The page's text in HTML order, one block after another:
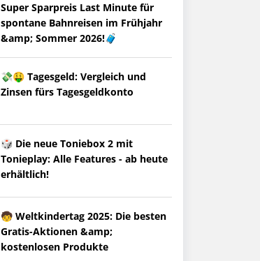
Super Sparpreis Last Minute für
spontane Bahnreisen im Frühjahr
&amp; Sommer 2026!🧳
💸🤑 Tagesgeld: Vergleich und
Zinsen fürs Tagesgeldkonto
🎲 Die neue Toniebox 2 mit
Tonieplay: Alle Features - ab heute
erhältlich!
🧒 Weltkindertag 2025: Die besten
Gratis-Aktionen &amp;
kostenlosen Produkte